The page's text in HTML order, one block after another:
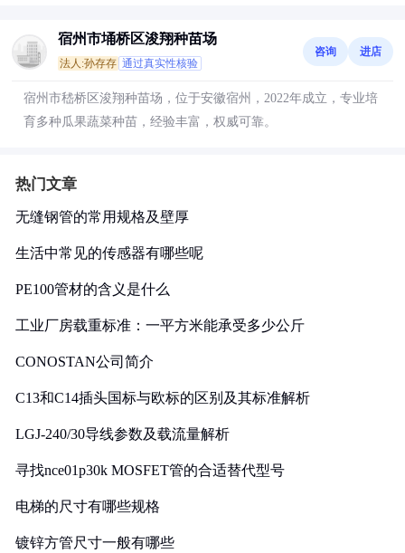
宿州市埇桥区浚翔种苗场
法人:孙存存 通过真实性核验
咨询 进店
宿州市嵇桥区浚翔种苗场，位于安徽宿州，2022年成立，专业培
育多种瓜果蔬菜种苗，经验丰富，权威可靠。
热门文章
无缝钢管的常用规格及壁厚
生活中常见的传感器有哪些呢
PE100管材的含义是什么
工业厂房载重标准：一平方米能承受多少公斤
CONOSTAN公司简介
C13和C14插头国标与欧标的区别及其标准解析
LGJ-240/30导线参数及载流量解析
寻找nce01p30k MOSFET管的合适替代型号
电梯的尺寸有哪些规格
镀锌方管尺寸一般有哪些